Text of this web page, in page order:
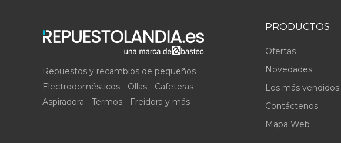
Repuestos y recambios de pequeños
Electrodomésticos - Ollas - Cafeteras
Aspiradora - Termos - Freidora y más
PRODUCTOS
Ofertas
Novedades
Los más vendidos
Contáctenos
Mapa Web